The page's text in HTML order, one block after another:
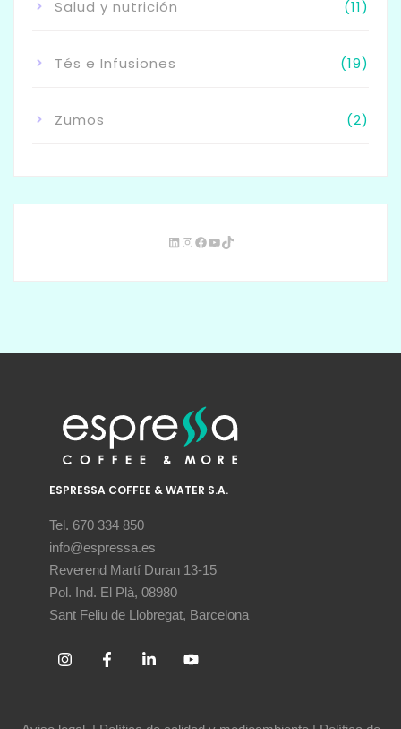
Salud y nutrición (11)
Tés e Infusiones (19)
Zumos (2)
ESPRESSA COFFEE & WATER S.A.
Tel. 670 334 850
info@espressa.es
Reverend Martí Duran 13-15
Pol. Ind. El Plà, 08980
Sant Feliu de Llobregat, Barcelona